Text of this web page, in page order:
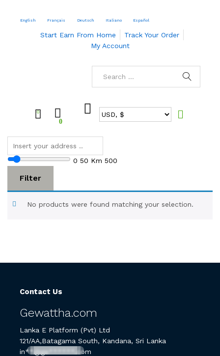
English Français Deutsch Italiano Español
Start Earn From Home
Track Your Order
My Account
0
0
0 50 Km 500
Filter
No products were found matching your selection.
Contact Us
Gewattha.com
Lanka E Platform (Pvt) Ltd
121/AA,Batagama South, Kandana, Sri Lanka
in**@ge******.com